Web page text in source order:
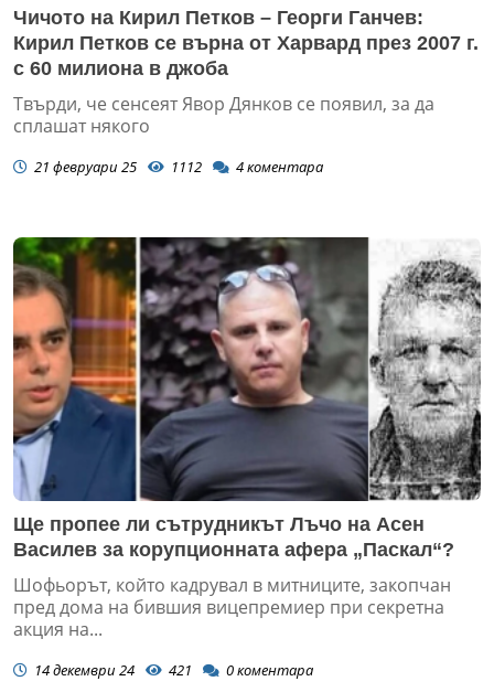
Чичото на Кирил Петков – Георги Ганчев:
Кирил Петков се върна от Харвард през 2007 г.
с 60 милиона в джоба
Твърди, че сенсеят Явор Дянков се появил, за да
сплашат някого
21 февруари 25 1112 4коментара
Ще пропее ли сътрудникът Лъчо на Асен
Василев за корупционната афера „Паскал“?
Шофьорът, който кадрувал в митниците, закопчан
пред дома на бившия вицепремиер при секретна
акция на...
14 декември 24 421 0коментара